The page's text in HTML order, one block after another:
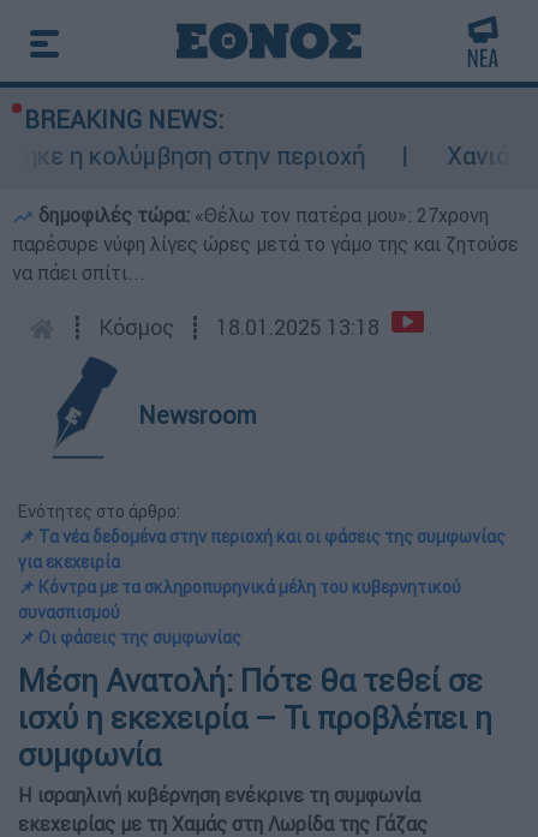
BREAKING NEWS:
στην περιοχή
Χανιά:
δημοφιλές τώρα: «Θέλω τον πατέρα μου»: 27χρονη
παρέσυρε νύφη λίγες ώρες μετά το γάμο της και ζητούσε
να πάει σπίτι...
┋ Κόσμος ┋ 18.01.2025 13:18
Newsroom
Ενότητες στο άρθρο:
📌 Τα νέα δεδομένα στην περιοχή και οι φάσεις της συμφωνίας
για εκεχειρία
📌 Κόντρα με τα σκληροπυρηνικά μέλη του κυβερνητικού
συνασπισμού
📌 Οι φάσεις της συμφωνίας
Μέση Ανατολή: Πότε θα τεθεί σε
ισχύ η εκεχειρία – Τι προβλέπει η
συμφωνία
Η ισραηλινή κυβέρνηση ενέκρινε τη συμφωνία
εκεχειρίας με τη Χαμάς στη Λωρίδα της Γάζας